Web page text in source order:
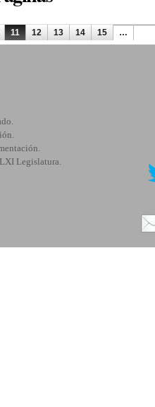
11 12 13 14 15 …
Legislatura.